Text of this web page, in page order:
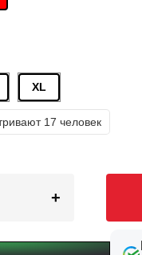
XL
+
17 человек